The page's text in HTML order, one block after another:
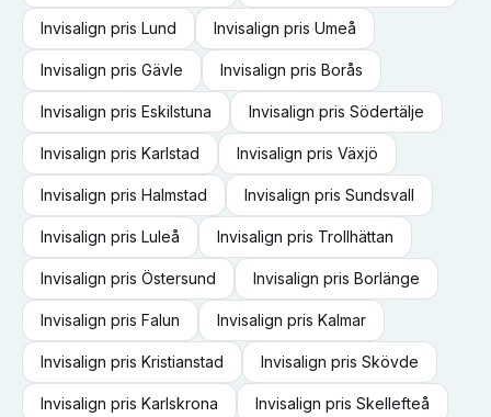
Invisalign pris Lund Invisalign pris Umeå
Invisalign pris Gävle Invisalign pris Borås
Invisalign pris Eskilstuna Invisalign pris Södertälje
Invisalign pris Karlstad Invisalign pris Växjö
Invisalign pris Halmstad Invisalign pris Sundsvall
Invisalign pris Luleå Invisalign pris Trollhättan
Invisalign pris Östersund Invisalign pris Borlänge
Invisalign pris Falun Invisalign pris Kalmar
Invisalign pris Kristianstad Invisalign pris Skövde
Invisalign pris Karlskrona Invisalign pris Skellefteå